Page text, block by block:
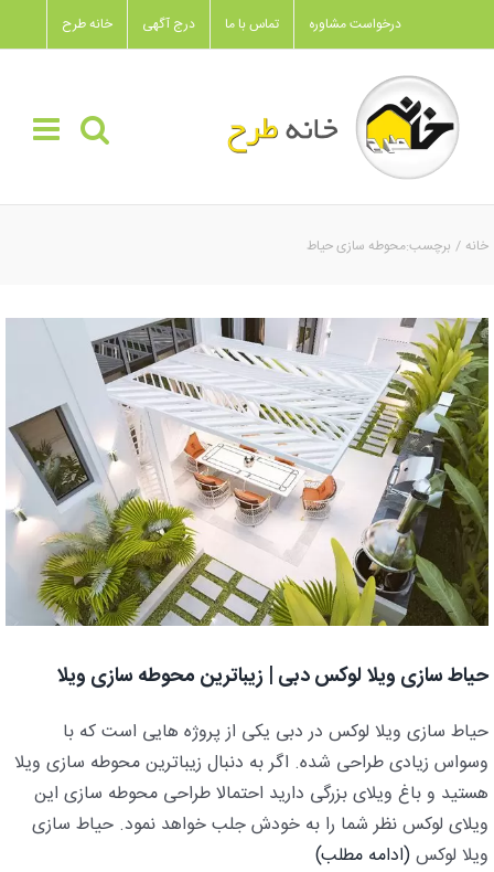
to
content
خانه طرح درج آگهی تماس با ما درخواست مشاوره
خانه برچسب:محوطه سازی حیاط
حیاط سازی ویلا لوکس دبی | زیباترین محوطه سازی ویلا
حیاط سازی ویلا لوکس در دبی یکی از پروژه هایی است که با
وسواس زیادی طراحی شده. اگر به دنبال زیباترین محوطه سازی ویلا
هستید و باغ ویلای بزرگی دارید احتمالا طراحی محوطه سازی این
ویلای لوکس نظر شما را به خودش جلب خواهد نمود. حیاط سازی
ویلا لوکس(ادامه مطلب)